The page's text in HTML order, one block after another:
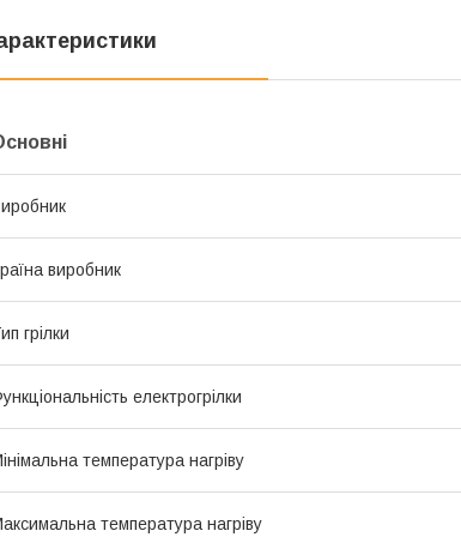
виробник
грілки
електрогрілки
температура нагріву
температура нагріву